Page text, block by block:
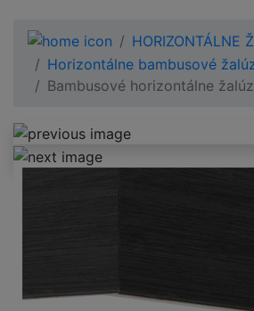
HORIZONTÁLNE
Horizontálne bambusové
Bambusové horizontálne